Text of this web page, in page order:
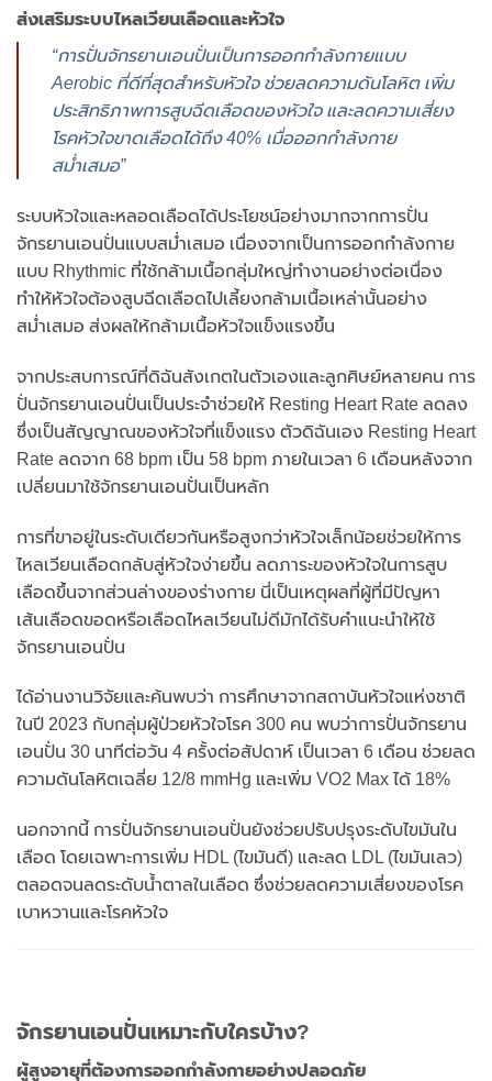
ส่งเสริมระบบไหลเวียนเลือดและหัวใจ
“การปั่นจักรยานเอนปั่นเป็นการออกกำลังกายแบบ
Aerobic ที่ดีที่สุดสำหรับหัวใจ ช่วยลดความดันโลหิต เพิ่ม
ประสิทธิภาพการสูบฉีดเลือดของหัวใจ และลดความเสี่ยง
โรคหัวใจขาดเลือดได้ถึง 40% เมื่อออกกำลังกาย
สม่ำเสมอ”
ระบบหัวใจและหลอดเลือดได้ประโยชน์อย่างมากจากการปั่น
จักรยานเอนปั่นแบบสม่ำเสมอ เนื่องจากเป็นการออกกำลังกาย
แบบ Rhythmic ที่ใช้กล้ามเนื้อกลุ่มใหญ่ทำงานอย่างต่อเนื่อง
ทำให้หัวใจต้องสูบฉีดเลือดไปเลี้ยงกล้ามเนื้อเหล่านั้นอย่าง
สม่ำเสมอ ส่งผลให้กล้ามเนื้อหัวใจแข็งแรงขึ้น
จากประสบการณ์ที่ดิฉันสังเกตในตัวเองและลูกศิษย์หลายคน การ
ปั่นจักรยานเอนปั่นเป็นประจำช่วยให้ Resting Heart Rate ลดลง
ซึ่งเป็นสัญญาณของหัวใจที่แข็งแรง ตัวดิฉันเอง Resting Heart
Rate ลดจาก 68 bpm เป็น 58 bpm ภายในเวลา 6 เดือนหลังจาก
เปลี่ยนมาใช้จักรยานเอนปั่นเป็นหลัก
การที่ขาอยู่ในระดับเดียวกันหรือสูงกว่าหัวใจเล็กน้อยช่วยให้การ
ไหลเวียนเลือดกลับสู่หัวใจง่ายขึ้น ลดภาระของหัวใจในการสูบ
เลือดขึ้นจากส่วนล่างของร่างกาย นี่เป็นเหตุผลที่ผู้ที่มีปัญหา
เส้นเลือดขอดหรือเลือดไหลเวียนไม่ดีมักได้รับคำแนะนำให้ใช้
จักรยานเอนปั่น
ได้อ่านงานวิจัยและค้นพบว่า การศึกษาจากสถาบันหัวใจแห่งชาติ
ในปี 2023 กับกลุ่มผู้ป่วยหัวใจโรค 300 คน พบว่าการปั่นจักรยาน
เอนปั่น 30 นาทีต่อวัน 4 ครั้งต่อสัปดาห์ เป็นเวลา 6 เดือน ช่วยลด
ความดันโลหิตเฉลี่ย 12/8 mmHg และเพิ่ม VO2 Max ได้ 18%
นอกจากนี้ การปั่นจักรยานเอนปั่นยังช่วยปรับปรุงระดับไขมันใน
เลือด โดยเฉพาะการเพิ่ม HDL (ไขมันดี) และลด LDL (ไขมันเลว)
ตลอดจนลดระดับน้ำตาลในเลือด ซึ่งช่วยลดความเสี่ยงของโรค
เบาหวานและโรคหัวใจ
จักรยานเอนปั่นเหมาะกับใครบ้าง?
ผู้สูงอายุที่ต้องการออกกำลังกายอย่างปลอดภัย